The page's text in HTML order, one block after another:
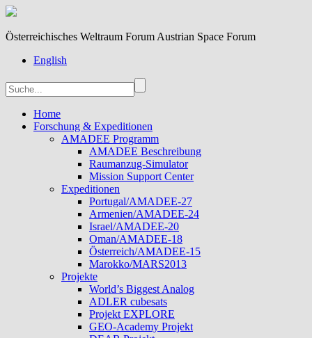
Österreichisches Weltraum Forum Austrian Space Forum
English
Home
Forschung & Expeditionen
AMADEE Programm
AMADEE Beschreibung
Raumanzug-Simulator
Mission Support Center
Expeditionen
Portugal/AMADEE-27
Armenien/AMADEE-24
Israel/AMADEE-20
Oman/AMADEE-18
Österreich/AMADEE-15
Marokko/MARS2013
Projekte
World’s Biggest Analog
ADLER cubesats
Projekt EXPLORE
GEO-Academy Projekt